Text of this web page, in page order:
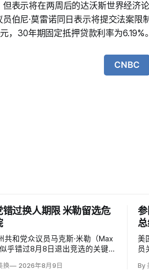
但表示将在两周后的达沃斯世界经济
伯尼·莫雷诺同日表示将提交法案
，30年期固定抵押贷款利率为6.19%。
CNBC
错过换人期限 米勒留选危
共和党众议员马克斯·米勒（Max
乎错过8月8日退出竞选的关键
的最后实际机会。米勒被前妻艾
换 2026年8月9日
美
员
这
By